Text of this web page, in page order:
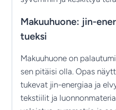
Makuuhuone: jin-
tueksi
Makuuhuone on
sen pitäisi olla. Opas
tukevat jin-energiaa ja
tekstiilit ja